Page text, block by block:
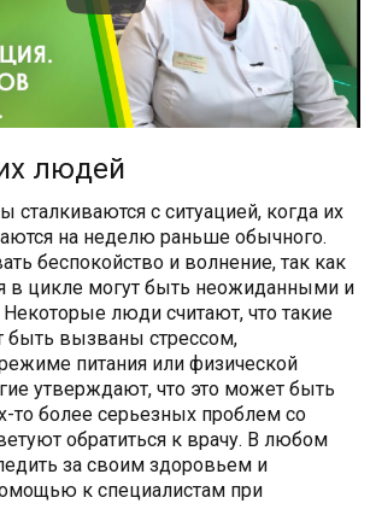
людей
с ситуацией, когда их
на неделю раньше обычного.
беспокойство и волнение, так как
в цикле могут быть неожиданными и
люди считают, что такие
быть вызваны стрессом,
питания или физической
утверждают, что это может быть
то более серьезных проблем со
обратиться к врачу. В любом
за своим здоровьем и
к специалистам при